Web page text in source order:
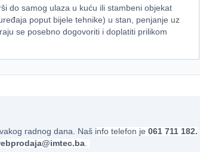
do samog ulaza u kuću ili stambeni objekat
poput bijele tehnike) u stan, penjanje uz
se posebno dogovoriti i doplatiti prilikom
radnog dana. Naš info telefon je 061 711 182.
.